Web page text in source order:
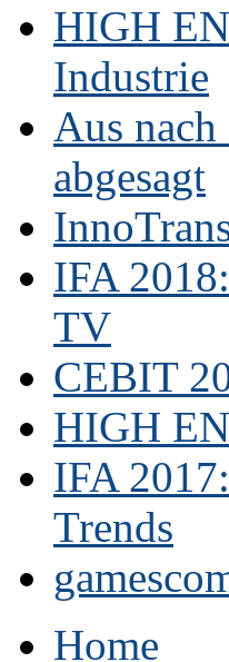
HIGH
Industrie
Aus
abgesagt
IFA
TV
CEBIT
HIGH
IFA
Trends
Home